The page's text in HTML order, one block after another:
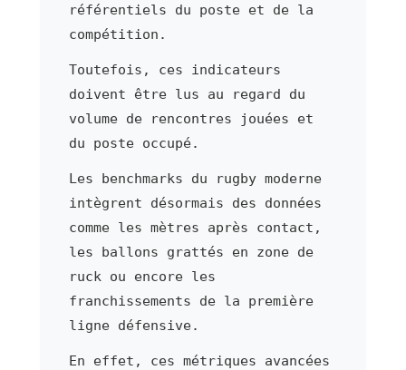
référentiels du poste et de la
compétition.
Toutefois, ces indicateurs
doivent être lus au regard du
volume de rencontres jouées et
du poste occupé.
Les benchmarks du rugby moderne
intègrent désormais des données
comme les mètres après contact,
les ballons grattés en zone de
ruck ou encore les
franchissements de la première
ligne défensive.
En effet, ces métriques avancées